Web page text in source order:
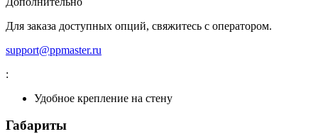
Для заказа доступных опций, свяжитесь с оператором.
support@ppmaster.ru
:
Удобное крепление на стену
Габариты